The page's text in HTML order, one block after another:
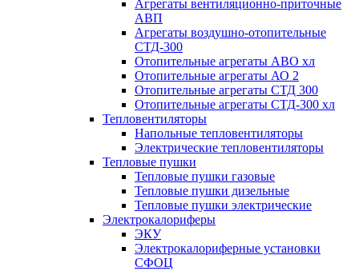
Агрегаты вентиляционно-приточные
АВП
Агрегаты воздушно-отопительные
СТД-300
Отопительные агрегаты АВО хл
Отопительные агрегаты АО 2
Отопительные агрегаты СТД 300
Отопительные агрегаты СТД-300 хл
Тепловентиляторы
Напольные тепловентиляторы
Электрические тепловентиляторы
Тепловые пушки
Тепловые пушки газовые
Тепловые пушки дизельные
Тепловые пушки электрические
Электрокалориферы
ЭКУ
Электрокалориферные установки
СФОЦ